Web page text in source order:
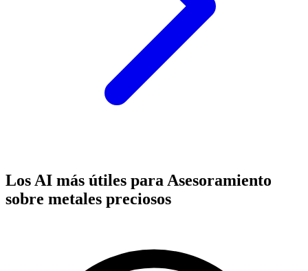
Los AI más útiles para Asesoramiento
sobre metales preciosos